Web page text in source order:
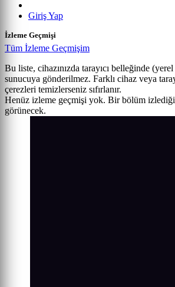
Giriş Yap
İzleme Geçmişi
Tüm İzleme Geçmişim
Bu liste, cihazınızda tarayıcı belleğinde
sunucuya gönderilmez. Farklı cihaz veya
çerezleri temizlerseniz sıfırlanır.
Henüz izleme geçmişi yok. Bir bölüm
görünecek.